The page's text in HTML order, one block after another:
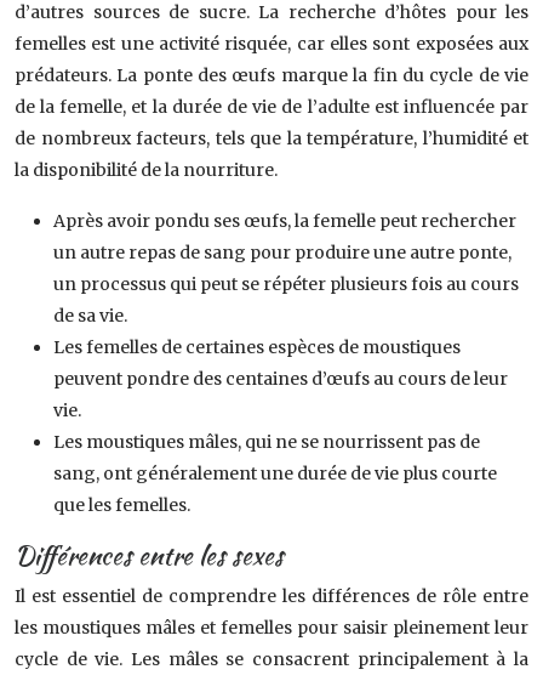
d’autres sources de sucre. La recherche d’hôtes pour les
femelles est une activité risquée, car elles sont exposées aux
prédateurs. La ponte des œufs marque la fin du cycle de vie
de la femelle, et la durée de vie de l’adulte est influencée par
de nombreux facteurs, tels que la température, l’humidité et
la disponibilité de la nourriture.
Après avoir pondu ses œufs, la femelle peut rechercher
un autre repas de sang pour produire une autre ponte,
un processus qui peut se répéter plusieurs fois au cours
de sa vie.
Les femelles de certaines espèces de moustiques
peuvent pondre des centaines d’œufs au cours de leur
vie.
Les moustiques mâles, qui ne se nourrissent pas de
sang, ont généralement une durée de vie plus courte
que les femelles.
Différences entre les sexes
Il est essentiel de comprendre les différences de rôle entre
les moustiques mâles et femelles pour saisir pleinement leur
cycle de vie. Les mâles se consacrent principalement à la